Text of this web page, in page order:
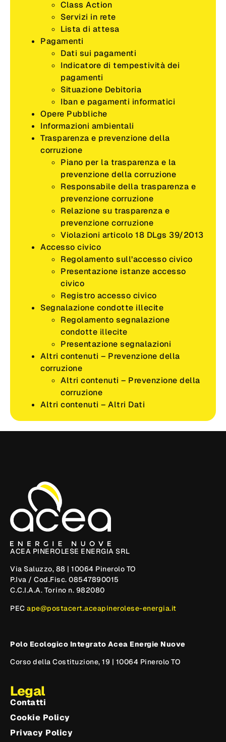
Class Action
Servizi in rete
Lista di attesa
Pagamenti
Dati sui pagamenti
Indicatore di tempestività dei
pagamenti
Situazione Debitoria
Iban e pagamenti informatici
Opere Pubbliche
Informazioni ambientali
Trasparenza e prevenzione della
corruzione
Piano per la trasparenza e la
prevenzione della corruzione
Responsabile della trasparenza e
prevenzione corruzione
Relazione su trasparenza e
prevenzione corruzione
Violazioni articolo 18 DLgs 39/2013
Accesso civico
Regolamento sull’accesso civico
Presentazione istanze accesso
civico
Registro accesso civico
Segnalazione condotte illecite
Regolamento segnalazione
condotte illecite
Presentazione segnalazioni
Altri contenuti – Prevenzione della
corruzione
Altri contenuti – Prevenzione della
corruzione
Altri contenuti – Altri Dati
ACEA PINEROLESE ENERGIA SRL
Via Saluzzo, 88 | 10064 Pinerolo TO
P.Iva / Cod.Fisc. 08547890015
C.C.I.A.A. Torino n. 982080
PEC ape@postacert.aceapinerolese-energia.it
Polo Ecologico Integrato Acea Energie Nuove
Corso della Costituzione, 19 | 10064 Pinerolo TO
Legal
Contatti
Cookie Policy
Privacy Policy